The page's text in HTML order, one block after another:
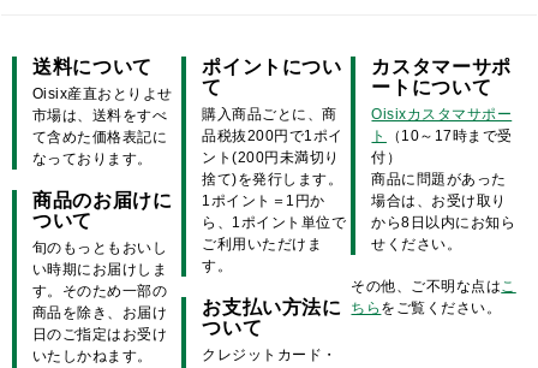
送料について
Oisix産直おとりよせ
市場は、送料をすべ
て含めた価格表記に
なっております。
商品のお届けに
ついて
旬のもっともおいし
い時期にお届けしま
す。そのため一部の
商品を除き、お届け
日のご指定はお受け
いたしかねます。
ポイントについ
て
購入商品ごとに、商
品税抜200円で1ポイ
ント(200円未満切り
捨て)を発行します。
1ポイント＝1円か
ら、1ポイント単位で
ご利用いただけま
す。
お支払い方法に
ついて
クレジットカード・
カスタマーサポ
ートについて
Oisixカスタマサポー
ト
（10～17時まで受
付）
商品に問題があった
場合は、お受け取り
から8日以内にお知ら
せください。
その他、ご不明な点はこ
ちら をご覧ください。